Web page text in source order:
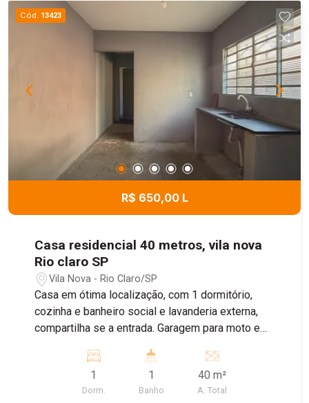
Cód. 13423
R$ 650,00 L
Casa residencial 40 metros, vila nova
Rio claro SP
Vila Nova - Rio Claro/SP
Casa em ótima localização, com 1 dormitório,
cozinha e banheiro social e lavanderia externa,
compartilha se a entrada. Garagem para moto e
1
Dorm.
1
Banho
40 m²
A. Total